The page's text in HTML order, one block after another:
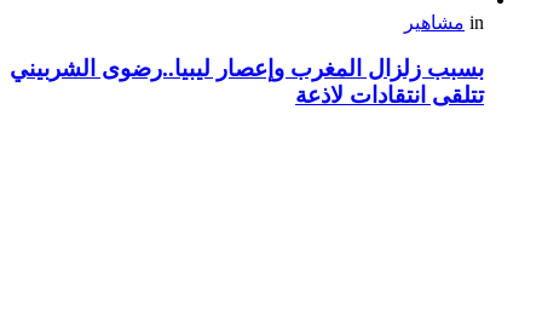
in مشاهير
بسبب زلزال المغرب وإعصار ليبيا..رضوى الشربيني
تتلقى انتقادات لاذعة